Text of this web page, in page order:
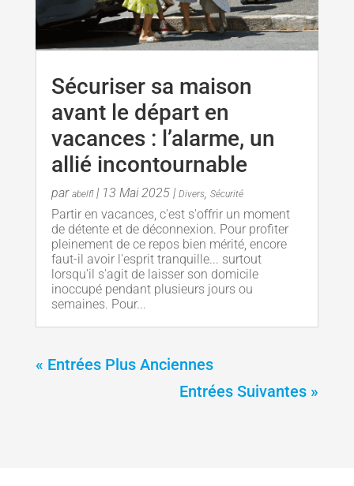
Sécuriser sa maison
avant le départ en
vacances : l’alarme, un
allié incontournable
par abelfl| 13 Mai 2025| Divers, Sécurité
Partir en vacances, c'est s'offrir un moment
de détente et de déconnexion. Pour profiter
pleinement de ce repos bien mérité, encore
faut-il avoir l'esprit tranquille... surtout
lorsqu'il s'agit de laisser son domicile
inoccupé pendant plusieurs jours ou
semaines. Pour...
« Entrées Plus Anciennes
Entrées Suivantes »